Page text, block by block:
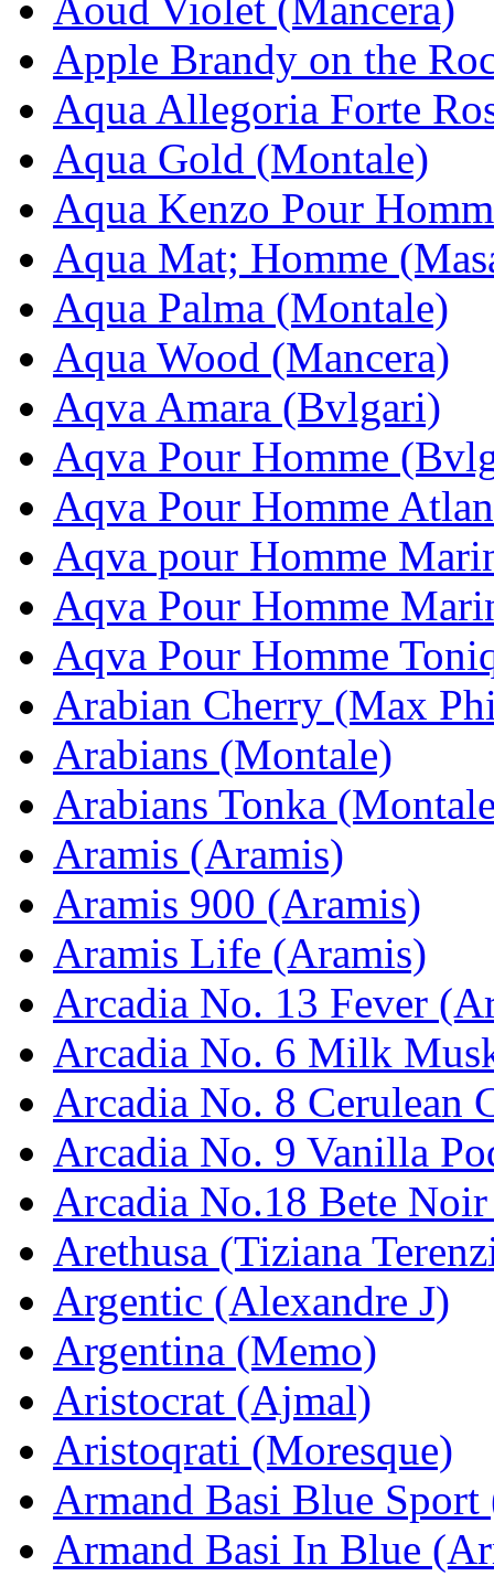
Apple Brandy on the
Aqua Allegoria Forte
Aqua Gold (Montale)
Aqua Kenzo Pour
Aqua Mat; Homme
Aqua Palma (Montale)
Aqua Wood (Mancera)
Aqva Amara (Bvlgari)
Aqva Pour Homme
Aqva Pour Homme
Aqva pour Homme
Aqva Pour Homme
Aqva Pour Homme
Arabian Cherry (Max
Arabians (Montale)
Arabians Tonka
Aramis (Aramis)
Aramis 900 (Aramis)
Aramis Life (Aramis)
Arcadia No. 13 Fever
Arcadia No. 6 Milk
Arcadia No. 8 Cerulean
Arcadia No. 9 Vanilla
Arcadia No.18 Bete
Arethusa (Tiziana
Argentic (Alexandre J)
Argentina (Memo)
Aristocrat (Ajmal)
Aristoqrati (Moresque)
Armand Basi Blue
Armand Basi In Blue